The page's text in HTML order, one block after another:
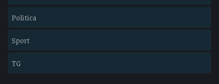
Politica
Sport
TG